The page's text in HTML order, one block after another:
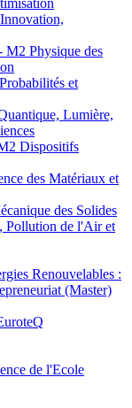
Physique des
et
Lumière,
Dispositifs
des Matériaux et
des Solides
Pollution de l'Air et
Renouvelables :
(Master)
de l'Ecole